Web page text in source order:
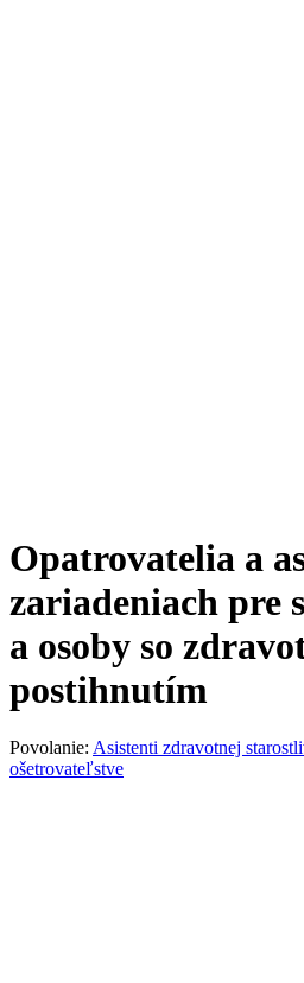
Opatrovatelia a
zariadeniach pre
a osoby so
postihnutím
Povolanie: Asistenti zdravotnej
ošetrovateľstve